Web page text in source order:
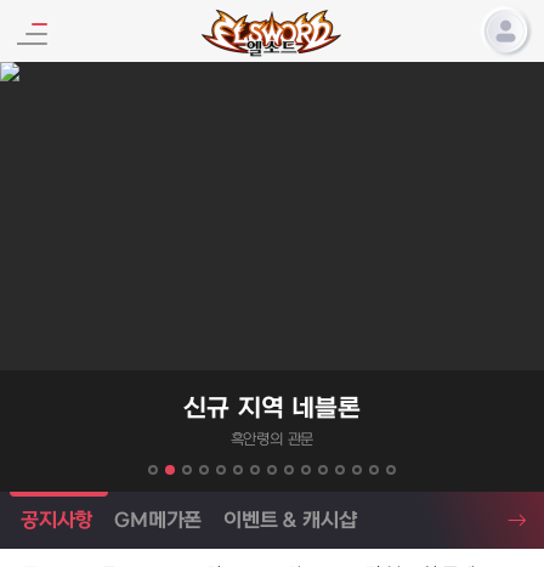
엘소드 프로모션
신규 지역 네블론
흑안령의 관문
엘소드 소식
공지사항 GM메가폰 이벤트 & 캐시샵